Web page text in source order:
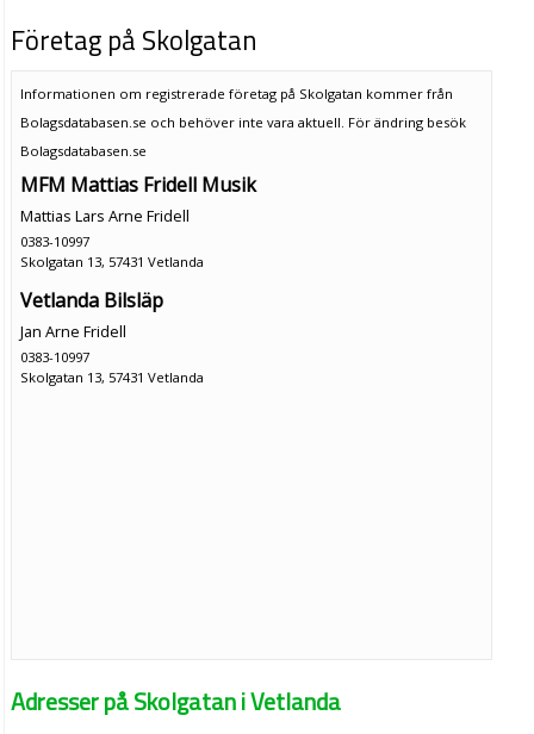
Företag på Skolgatan
Informationen om registrerade företag på Skolgatan kommer från
Bolagsdatabasen.se och behöver inte vara aktuell. För ändring besök
Bolagsdatabasen.se
MFM Mattias Fridell Musik
Mattias Lars Arne Fridell
0383-10997
Skolgatan 13, 57431 Vetlanda
Vetlanda Bilsläp
Jan Arne Fridell
0383-10997
Skolgatan 13, 57431 Vetlanda
Adresser på Skolgatan i Vetlanda